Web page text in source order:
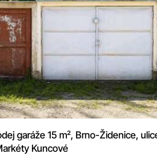
garáže 15 m², Brno-Židenice,
Kuncové